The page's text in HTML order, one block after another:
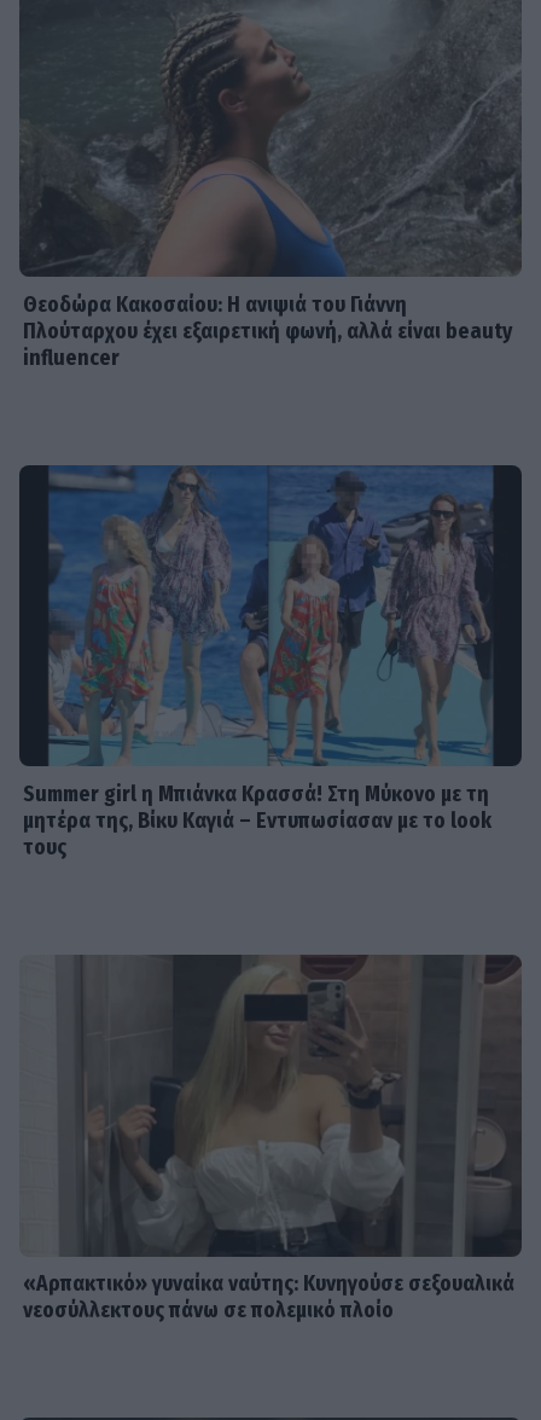
Θεοδώρα Κακοσαίου: Η ανιψιά του Γιάννη
Πλούταρχου έχει εξαιρετική φωνή, αλλά είναι beauty
influencer
Summer girl η Μπιάνκα Κρασσά! Στη Μύκονο με τη
μητέρα της, Βίκυ Καγιά – Εντυπωσίασαν με το look
τους
«Αρπακτικό» γυναίκα ναύτης: Κυνηγούσε σεξουαλικά
νεοσύλλεκτους πάνω σε πολεμικό πλοίο